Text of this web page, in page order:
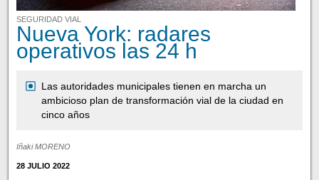
SEGURIDAD VIAL
Nueva York: radares
operativos las 24 h
Las autoridades municipales tienen en marcha un
ambicioso plan de transformación vial de la ciudad en
cinco años
Iñaki MORENO
28 JULIO 2022